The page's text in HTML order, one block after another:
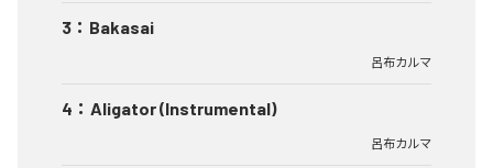
3 ： Bakasai
呂布カルマ
4 ： Aligator (Instrumental)
呂布カルマ